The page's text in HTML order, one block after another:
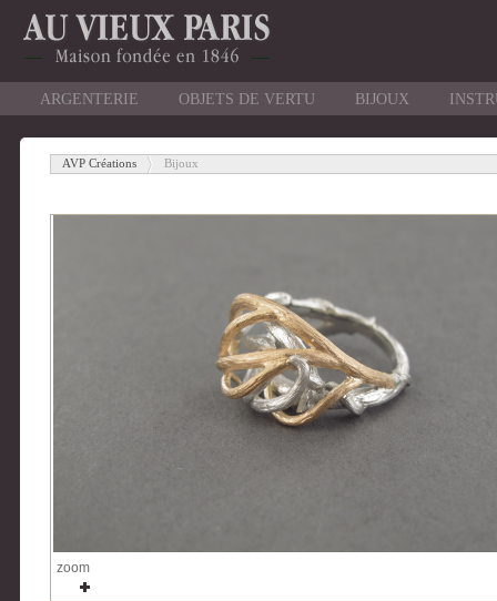
ARGENTERIE OBJETS DE VERTU BIJOUX
AVP Créations
Bijoux
zoom